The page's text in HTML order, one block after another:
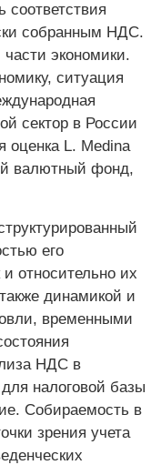
соответствия
собранным НДС.
экономики.
ситуация
сектор в России
оценка L. Medina
валютный фонд,
его
относительно их
динамикой и
временными
НДС в
для налоговой базы
Собираемость в
зрения учета